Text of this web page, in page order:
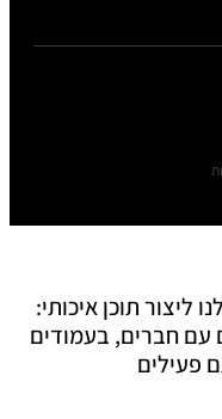
תוכן איכותי:
חברים, בעמודים